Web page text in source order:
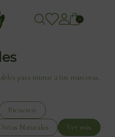
0
para mimar a tus mascotas.
Bienestar
Naturales Ver más